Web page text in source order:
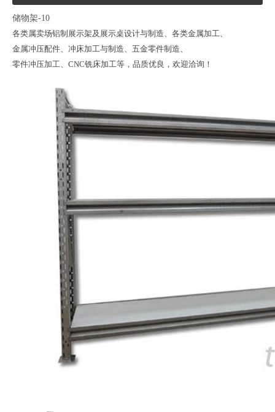
储物架-10
各类属卖场铝制展示架及展示桌设计与制造、各类金属加工、
金属冲压配件、冲床加工与制造、五金零件制造、
零件冲压加工、CNC铣床加工等，品质优良，欢迎洽询！